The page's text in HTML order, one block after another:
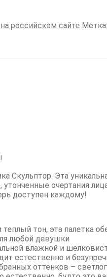
российском сайте Метка:
Скульптор. Эта
очертания
доступен каждому!
тон, эта палетка
любой девушки
влажной и
естественно и
оттенков –